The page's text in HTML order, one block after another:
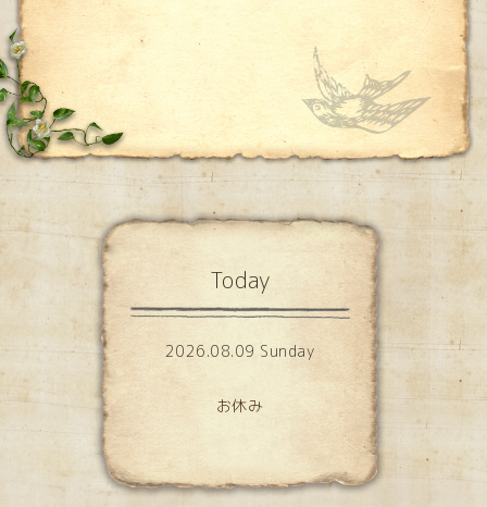
Today
2026.08.09 Sunday
お休み